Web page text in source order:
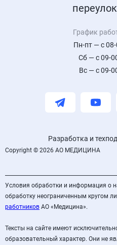
График
Пн-пт — с
Сб — с 09-
Вс — с 09-
Разработка и
Copyright © 2026 АО МЕДИЦИНА
Условия обработки и информация о
обработку неограниченным кругом
работников АО «Медицина».
Тексты на сайте имеют
образовательный характер. Они не